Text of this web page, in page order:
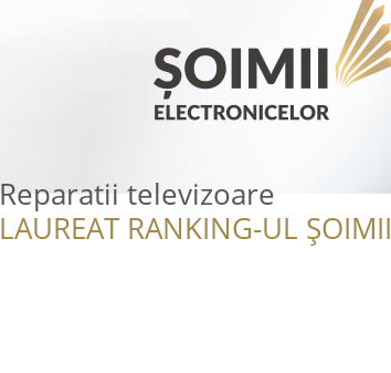
Reparatii televizoare
LAUREAT RANKING-UL ȘOIMII